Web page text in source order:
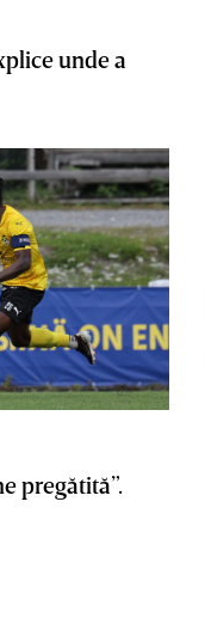
unde a
pregătită”.